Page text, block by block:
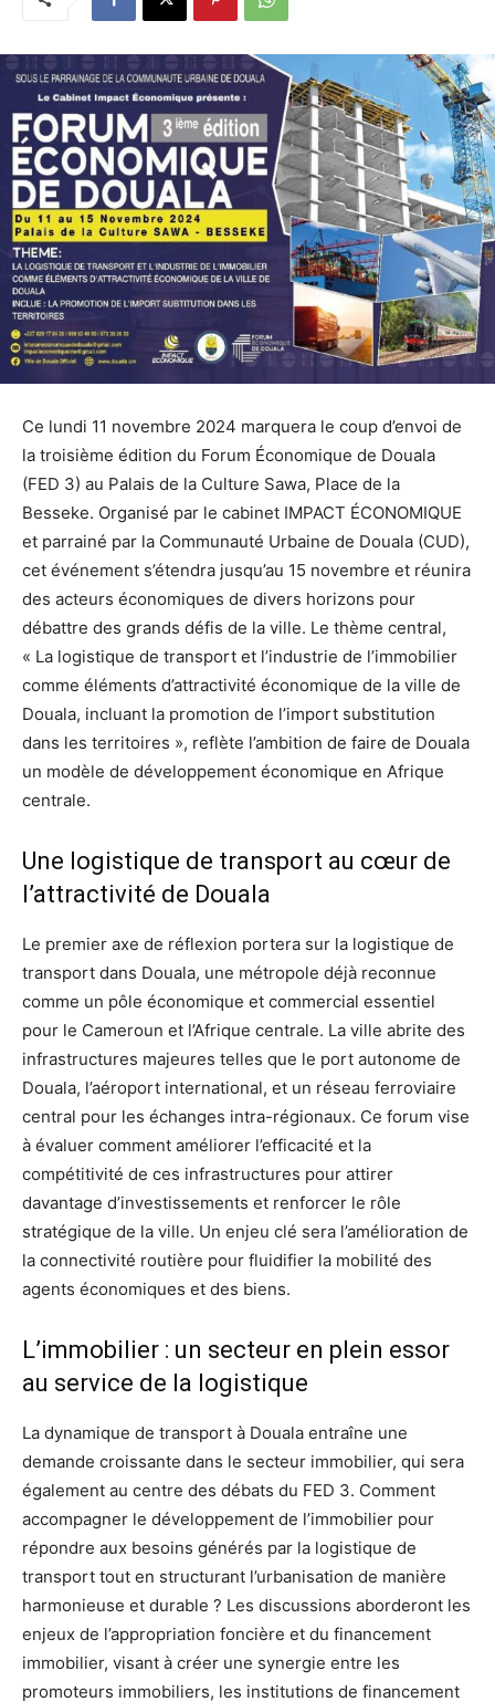
Ce lundi 11 novembre 2024 marquera le coup d’envoi de
la troisième édition du Forum Économique de Douala
(FED 3) au Palais de la Culture Sawa, Place de la
Besseke. Organisé par le cabinet IMPACT ÉCONOMIQUE
et parrainé par la Communauté Urbaine de Douala (CUD),
cet événement s’étendra jusqu’au 15 novembre et réunira
des acteurs économiques de divers horizons pour
débattre des grands défis de la ville. Le thème central,
« La logistique de transport et l’industrie de l’immobilier
comme éléments d’attractivité économique de la ville de
Douala, incluant la promotion de l’import substitution
dans les territoires », reflète l’ambition de faire de Douala
un modèle de développement économique en Afrique
centrale.
Une logistique de transport au cœur de
l’attractivité de Douala
Le premier axe de réflexion portera sur la logistique de
transport dans Douala, une métropole déjà reconnue
comme un pôle économique et commercial essentiel
pour le Cameroun et l’Afrique centrale. La ville abrite des
infrastructures majeures telles que le port autonome de
Douala, l’aéroport international, et un réseau ferroviaire
central pour les échanges intra-régionaux. Ce forum vise
à évaluer comment améliorer l’efficacité et la
compétitivité de ces infrastructures pour attirer
davantage d’investissements et renforcer le rôle
stratégique de la ville. Un enjeu clé sera l’amélioration de
la connectivité routière pour fluidifier la mobilité des
agents économiques et des biens.
L’immobilier : un secteur en plein essor
au service de la logistique
La dynamique de transport à Douala entraîne une
demande croissante dans le secteur immobilier, qui sera
également au centre des débats du FED 3. Comment
accompagner le développement de l’immobilier pour
répondre aux besoins générés par la logistique de
transport tout en structurant l’urbanisation de manière
harmonieuse et durable ? Les discussions aborderont les
enjeux de l’appropriation foncière et du financement
immobilier, visant à créer une synergie entre les
promoteurs immobiliers, les institutions de financement